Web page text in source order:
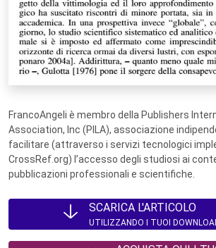
FrancoAngeli è membro della Publishers
Association, Inc (PILA), associazione
facilitare (attraverso i servizi tecnologici
CrossRef.org) l’accesso degli studiosi ai
pubblicazioni professionali e scientifiche.
SCARICA L'ARTICOLO
UTILIZZANDO I TUOI